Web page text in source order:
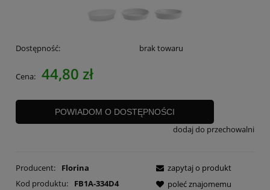
Dostępność: brak towaru
Cena: 44,80 zł
POWIADOM O DOSTĘPNOŚCI
dodaj do przechowalni
Producent:
Florina
Kod produktu:
FB1A-334D4
zapytaj o produkt
poleć znajomemu